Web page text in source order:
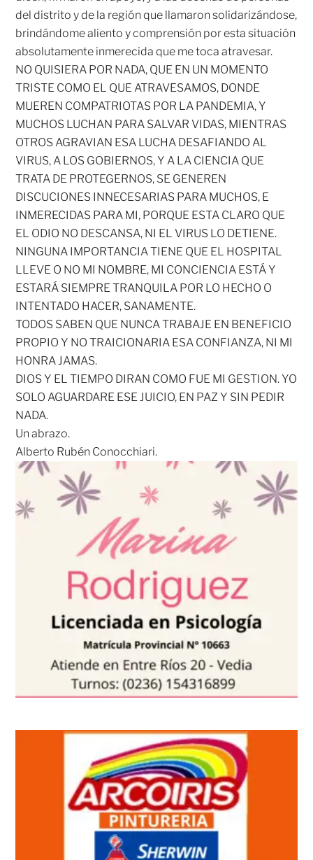
del distrito y de la región que llamaron solidarizándose,
brindándome aliento y comprensión por esta situación
absolutamente inmerecida que me toca atravesar.
NO QUISIERA POR NADA, QUE EN UN MOMENTO
TRISTE COMO EL QUE ATRAVESAMOS, DONDE
MUEREN COMPATRIOTAS POR LA PANDEMIA, Y
MUCHOS LUCHAN PARA SALVAR VIDAS, MIENTRAS
OTROS AGRAVIAN ESA LUCHA DESAFIANDO AL
VIRUS, A LOS GOBIERNOS, Y A LA CIENCIA QUE
TRATA DE PROTEGERNOS, SE GENEREN
DISCUCIONES INNECESARIAS PARA MUCHOS, E
INMERECIDAS PARA MI, PORQUE ESTA CLARO QUE
EL ODIO NO DESCANSA, NI EL VIRUS LO DETIENE.
NINGUNA IMPORTANCIA TIENE QUE EL HOSPITAL
LLEVE O NO MI NOMBRE, MI CONCIENCIA ESTÁ Y
ESTARÁ SIEMPRE TRANQUILA POR LO HECHO O
INTENTADO HACER, SANAMENTE.
TODOS SABEN QUE NUNCA TRABAJE EN BENEFICIO
PROPIO Y NO TRAICIONARIA ESA CONFIANZA, NI MI
HONRA JAMAS.
DIOS Y EL TIEMPO DIRAN COMO FUE MI GESTION. YO
SOLO AGUARDARE ESE JUICIO, EN PAZ Y SIN PEDIR
NADA.
Un abrazo.
Alberto Rubén Conocchiari.